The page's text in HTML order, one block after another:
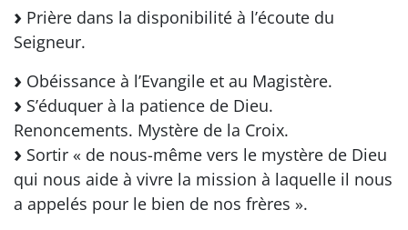
Prière dans la disponibilité à l’écoute du
Seigneur.
Obéissance à l’Evangile et au Magistère.
S’éduquer à la patience de Dieu.
Renoncements. Mystère de la Croix.
Sortir « de nous-même vers le mystère de Dieu
qui nous aide à vivre la mission à laquelle il nous
a appelés pour le bien de nos frères ».